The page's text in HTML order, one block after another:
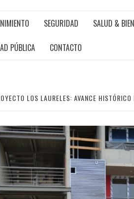
SEGURIDAD SALUD &
PÚBLICA CONTACTO
LOS LAURELES: AVANCE